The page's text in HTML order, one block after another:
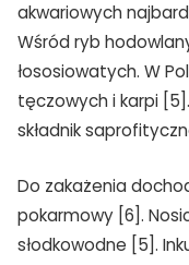
akwariowych
Wśród ryb
łososiowatych. W
tęczowych i karpi
składnik
Do zakażenia
pokarmowy [6].
słodkowodne [5].